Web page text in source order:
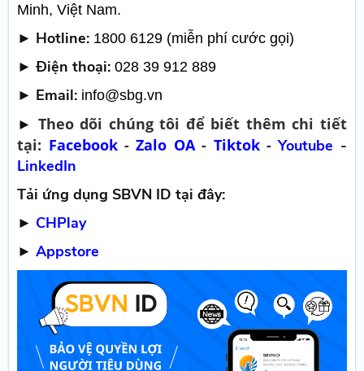
Minh, Việt Nam.
► Hotline: 1800 6129 (miễn phí cước gọi)
► Điện thoại: 028 39 912 889
► Email: info@sbg.vn
► Theo dõi chúng tôi để biết thêm chi tiết
tại: Facebook-Zalo OA- Tiktok- Youtube -
LinkedIn
Tải ứng dụng SBVN ID tại đây:
► CHPlay
►Appstore